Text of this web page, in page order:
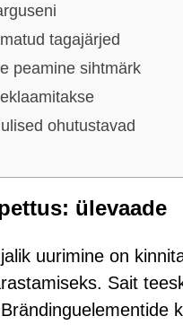
tagajärjed
peamine sihtmärk
ohutustavad
ülevaade
uurimine on
Sait